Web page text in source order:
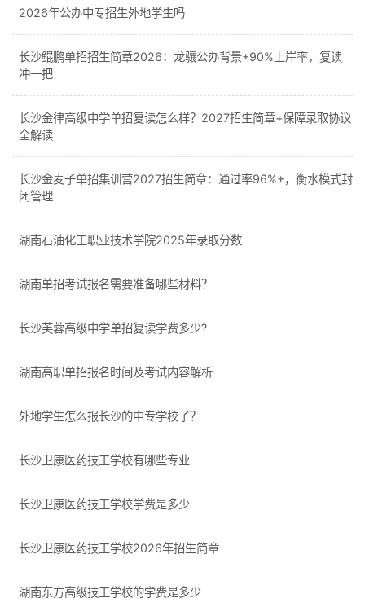
2026年公办中专招生外地学生吗
长沙鲲鹏单招招生简章2026：龙骧公办背景+90%上岸率，复读
冲一把
长沙金律高级中学单招复读怎么样？2027招生简章+保障录取协议
全解读
长沙金麦子单招集训营2027招生简章：通过率96%+，衡水模式封
闭管理
湖南石油化工职业技术学院2025年录取分数
湖南单招考试报名需要准备哪些材料？
长沙芙蓉高级中学单招复读学费多少?
湖南高职单招报名时间及考试内容解析
外地学生怎么报长沙的中专学校了？
长沙卫康医药技工学校有哪些专业
长沙卫康医药技工学校学费是多少
长沙卫康医药技工学校2026年招生简章
湖南东方高级技工学校的学费是多少